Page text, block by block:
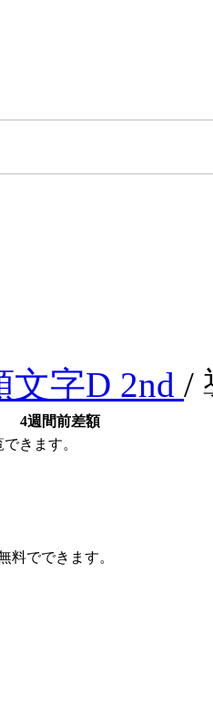
文字D 2nd /
4週間前差額
きます。
料でできます。